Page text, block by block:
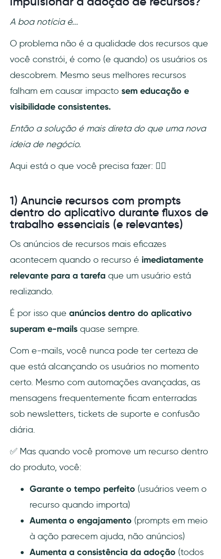
A boa notícia é...
O problema não é a qualidade dos recursos que
você constrói, é como (e quando) os usuários os
descobrem. Mesmo seus melhores recursos
falham em causar impacto sem educação e
visibilidade consistentes.
Então a solução é mais direta do que uma nova
ideia de negócio.
Aqui está o que você precisa fazer: 👇🏻
1) Anuncie recursos com prompts
dentro do aplicativo durante fluxos de
trabalho essenciais (e relevantes)
Os anúncios de recursos mais eficazes
acontecem quando o recurso é imediatamente
relevante para a tarefa que um usuário está
realizando.
É por isso que anúncios dentro do aplicativo
superam e-mails quase sempre.
Com e-mails, você nunca pode ter certeza de
que está alcançando os usuários no momento
certo. Mesmo com automações avançadas, as
mensagens frequentemente ficam enterradas
sob newsletters, tickets de suporte e confusão
diária.
✅ Mas quando você promove um recurso dentro
do produto, você:
Garante o tempo perfeito (usuários veem o
recurso quando importa)
Aumenta o engajamento (prompts em meio
à ação parecem ajuda, não anúncios)
Aumenta a consistência da adoção (todos